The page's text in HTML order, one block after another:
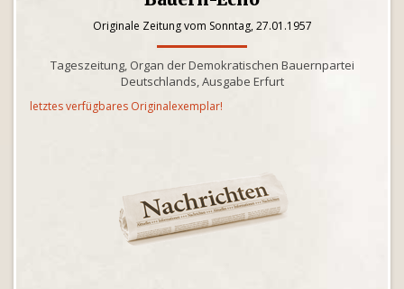
Originale Zeitung vom Sonntag, 27.01.1957
Tageszeitung, Organ der Demokratischen Bauernpartei
Deutschlands, Ausgabe Erfurt
letztes verfügbares Originalexemplar!